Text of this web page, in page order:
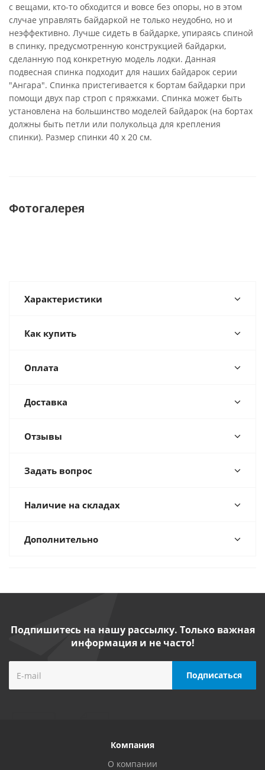
с вещами, кто-то обходится и вовсе без опоры, но в этом
случае управлять байдаркой не только неудобно, но и
неэффективно. Лучше сидеть в байдарке, упираясь спиной
в спинку, предусмотренную конструкцией байдарки,
сделанную под конкретную модель лодки. Данная
подвесная спинка подходит для наших байдарок серии
"Ангара". Спинка пристегивается к бортам байдарки при
помощи двух пар строп с пряжками. Спинка может быть
установлена на большинство моделей байдарок (на бортах
должны быть петли или полукольца для крепления
спинки). Размер спинки 40 х 20 см.
Фотогалерея
Характеристики
Как купить
Оплата
Доставка
Отзывы
Задать вопрос
Наличие на складах
Дополнительно
Подпишитесь на нашу рассылку. Только важная
информация и не часто!
Компания
О компании